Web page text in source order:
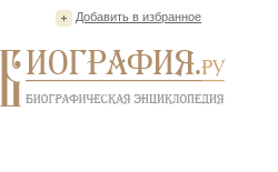
Добавить в избранное